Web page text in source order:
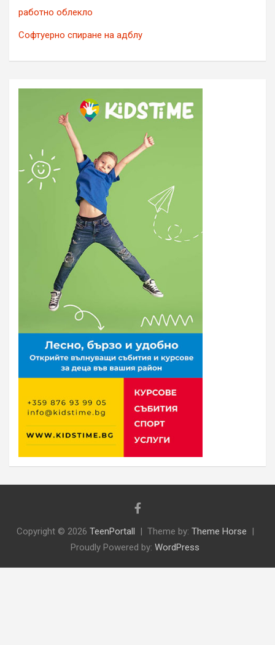
работно облекло
Софтуерно спиране на адблу
Copyright © 2026 TeenPortall Theme by: Theme Horse
Proudly Powered by: WordPress